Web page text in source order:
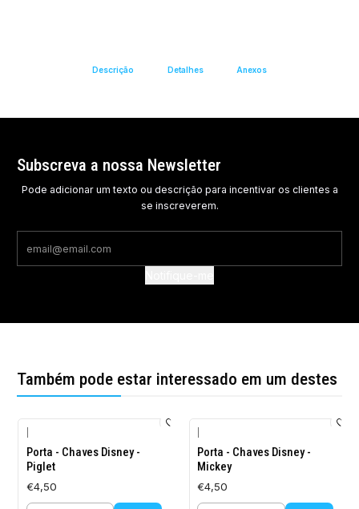
Descrição Detalhes Anexos
Subscreva a nossa Newsletter
Pode adicionar um texto ou descrição para incentivar os clientes a
se inscreverem.
Também pode estar interessado em um destes
Porta - Chaves Disney -
Piglet
€4,50
Porta - Chaves Disney -
Mickey
€4,50